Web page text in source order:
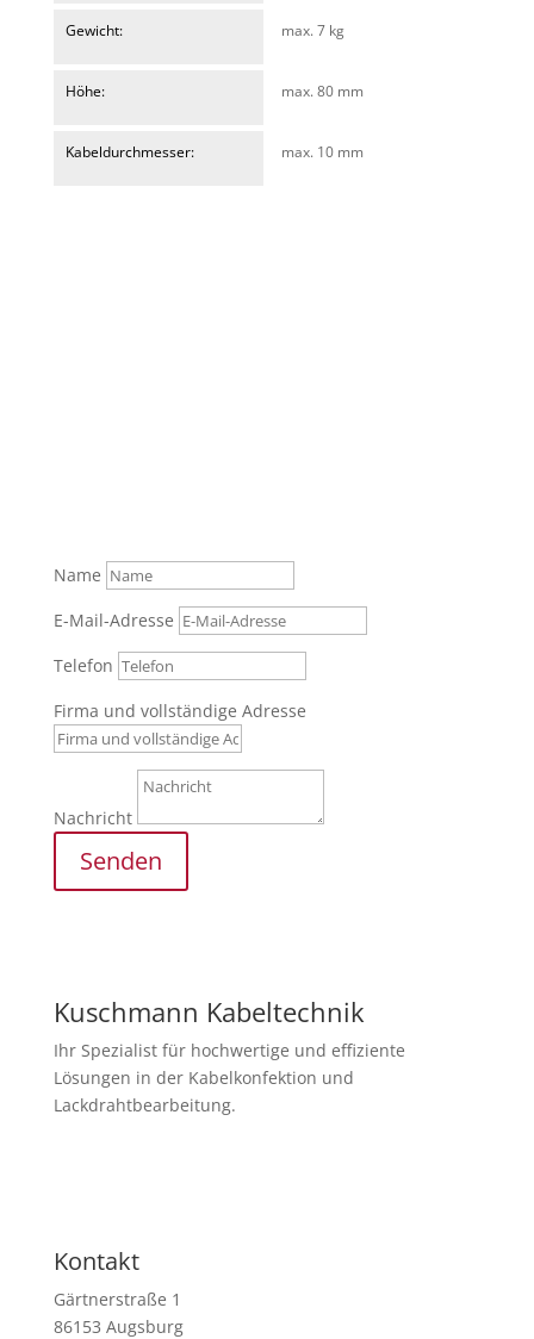
Gewicht: max. 7 kg
Höhe: max. 80 mm
Kabeldurchmesser: max. 10 mm
Name
E-Mail-Adresse
Telefon
Firma und vollständige Adresse
Nachricht
Senden
Kuschmann Kabeltechnik
Ihr Spezialist für hochwertige und effiziente
Lösungen in der Kabelkonfektion und
Lackdrahtbearbeitung.
Kontakt
Gärtnerstraße 1
86153 Augsburg